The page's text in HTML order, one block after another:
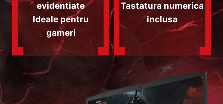
evidentiate
Ideale pentru
gameri
Tastatura numerica
inclusa